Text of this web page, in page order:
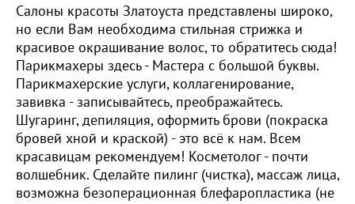
Салоны красоты Златоуста представлены широко,
но если Вам необходима стильная стрижка и
красивое окрашивание волос, то обратитесь сюда!
Парикмахеры здесь - Мастера с большой буквы.
Парикмахерские услуги, коллагенирование,
завивка - записывайтесь, преображайтесь.
Шугаринг, депиляция, оформить брови (покраска
бровей хной и краской) - это всё к нам. Всем
красавицам рекомендуем! Косметолог - почти
волшебник. Сделайте пилинг (чистка), массаж лица,
возможна безоперационная блефаропластика (не